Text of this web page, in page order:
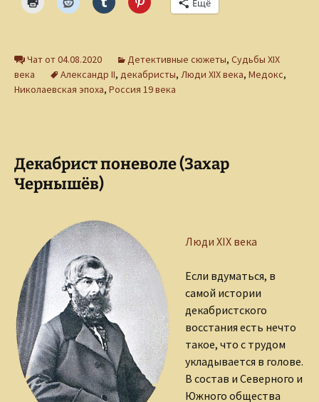
Ещё
Чат от 04.08.2020 Детективные сюжеты, Судьбы XIX
века
Александр II, декабристы, Люди XIX века, Медокс,
Николаевская эпоха, Россия 19 века
Декабрист поневоле (Захар
Чернышёв)
Люди XIX века
Если вдуматься, в
самой истории
декабристского
восстания есть нечто
такое, что с трудом
укладывается в голове.
В состав и Северного и
Южного общества